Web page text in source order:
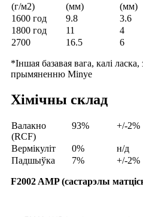
(г/м2)
(мм)
(мм)
1600 год
9.8
3.6
1800 год
11
4
2700
16.5 6
*Іншая базавая вага, калі
прымяненню Minye
Хімічны склад
Валакно
(RCF)
93% +/-2%
Вермікуліт 0%
н/д
Падшыўка
7% +/-2%
F2002 AMP (састарэлы